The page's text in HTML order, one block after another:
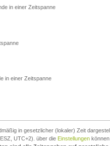
in einer Zeitspanne
in einer Zeitspanne
in gesetzlicher (lokaler) Zeit
UTC+2). über die Einstellungen